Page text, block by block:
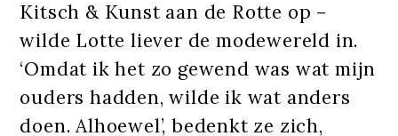
Kitsch & Kunst aan de Rotte op –
wilde Lotte liever de modewereld in.
‘Omdat ik het zo gewend was wat mijn
ouders hadden, wilde ik wat anders
doen. Alhoewel’, bedenkt ze zich,